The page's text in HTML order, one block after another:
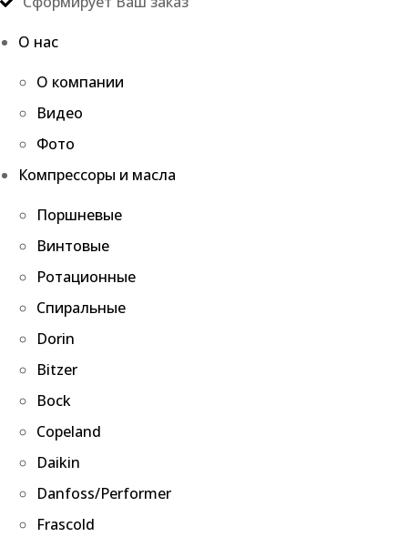
О нас
О компании
Видео
Фото
Компрессоры и масла
Поршневые
Винтовые
Ротационные
Спиральные
Dorin
Bitzer
Bock
Copeland
Daikin
Danfoss/Performer
Frascold